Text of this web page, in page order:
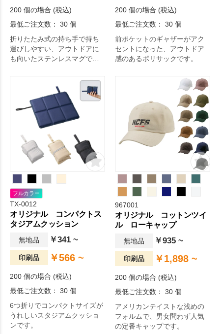
200 個の場合 (税込)
最低ご注文数： 30 個
折りたたみ式の持ち手で持ち
運びしやすい、アウトドアに
も向いたステンレスマグで
200 個の場合 (税込)
最低ご注文数： 30 個
前ポケットのギャザーがアク
セントになった、アウトドア
感のあるポリサックです。
フルカラー
TX-0012
オリジナル コンパクトス
タジアムクッション
無地品 ￥341 ~
印刷品 ￥566 ~
200 個の場合 (税込)
最低ご注文数： 30 個
6つ折りでコンパクトサイズが
うれしいスタジアムクッショ
ンです。
967001
オリジナル コットンツイ
ル ローキャップ
無地品 ￥935 ~
印刷品 ￥1,898 ~
200 個の場合 (税込)
最低ご注文数： 30 個
アメリカンテイストな浅めの
フォルムで、男女問わず人気
の定番キャップです。